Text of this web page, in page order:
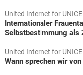
United Internet for
Internationaler
Selbstbestimmung als
United Internet for
Wann sprechen wir